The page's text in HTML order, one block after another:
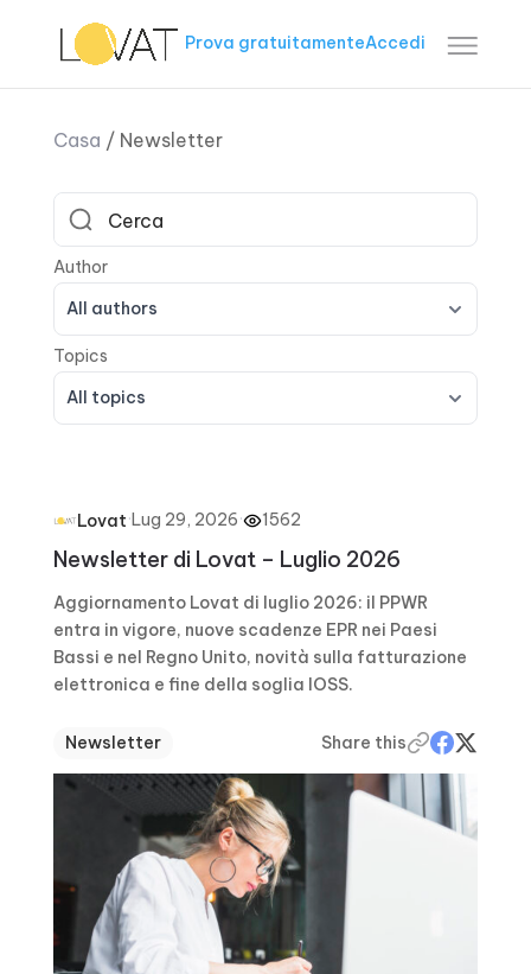
Prova gratuitamenteAccedi
Casa / Newsletter
All authors
All topics
Lovat·Lug 29, 2026· 1562
Newsletter di Lovat – Luglio 2026
Aggiornamento Lovat di luglio 2026: il PPWR
entra in vigore, nuove scadenze EPR nei Paesi
Bassi e nel Regno Unito, novità sulla fatturazione
elettronica e fine della soglia IOSS.
Newsletter Share this